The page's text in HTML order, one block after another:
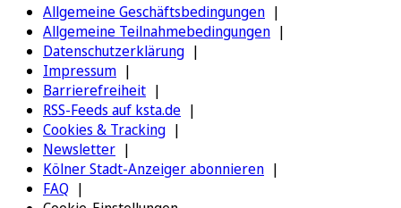
Allgemeine Geschäftsbedingungen
Allgemeine Teilnahmebedingungen
Datenschutzerklärung
Impressum
Barrierefreiheit
RSS-Feeds auf ksta.de
Cookies & Tracking
Newsletter
Kölner Stadt-Anzeiger abonnieren
FAQ